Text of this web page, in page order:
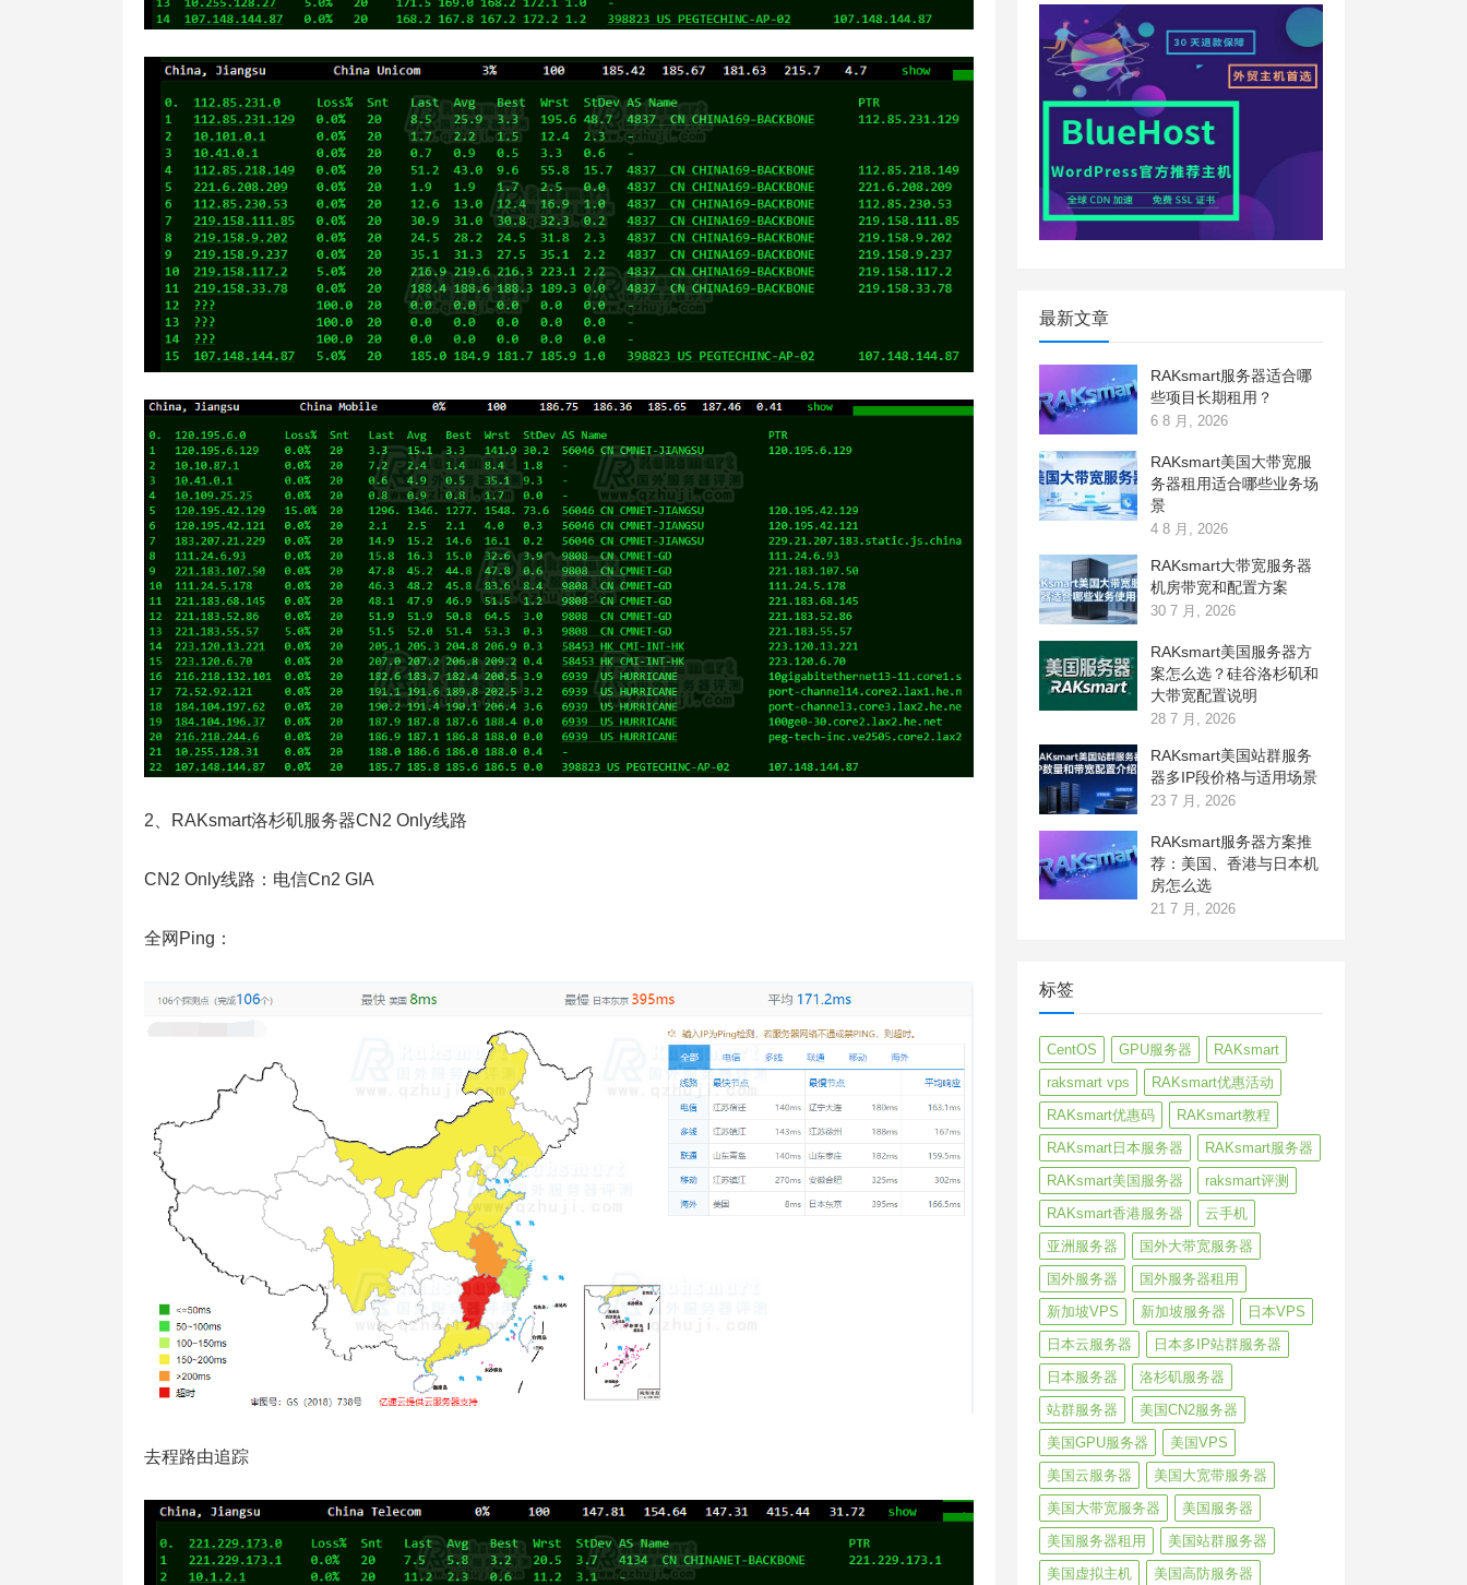
2、RAKsmart洛杉矶服务器CN2 Only线路
CN2 Only线路：电信Cn2 GIA
全网Ping：
去程路由追踪
最新文章
RAKsmart服务器适合哪
些项目长期租用？
6 8 月, 2026
RAKsmart美国大带宽服
务器租用适合哪些业务场
景
4 8 月, 2026
RAKsmart大带宽服务器
机房带宽和配置方案
30 7 月, 2026
RAKsmart美国服务器方
案怎么选？硅谷洛杉矶和
大带宽配置说明
28 7 月, 2026
RAKsmart美国站群服务
器多IP段价格与适用场景
23 7 月, 2026
RAKsmart服务器方案推
荐：美国、香港与日本机
房怎么选
21 7 月, 2026
标签
CentOS GPU服务器
RAKsmart
raksmart vps
RAKsmart优惠活动
RAKsmart优惠码
RAKsmart教程
RAKsmart日本服务器
RAKsmart服务器
RAKsmart美国服务器
raksmart评测
RAKsmart香港服务器
云手机
亚洲服务器
国外大带宽服务器
国外服务器
国外服务器租用
新加坡VPS
新加坡服务器
日本VPS
日本云服务器
日本多IP站群服务器
日本服务器
洛杉矶服务器
站群服务器
美国CN2服务器
美国GPU服务器
美国VPS
美国云服务器
美国大宽带服务器
美国大带宽服务器
美国服务器
美国服务器租用
美国站群服务器
美国虚拟主机
美国高防服务器